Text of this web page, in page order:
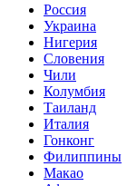
Россия
Украина
Нигерия
Словения
Чили
Колумбия
Таиланд
Италия
Гонконг
Филиппины
Макао